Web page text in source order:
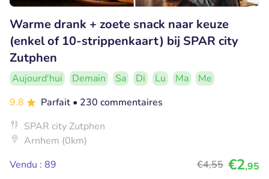
Warme drank + zoete snack naar keuze
(enkel of 10-strippenkaart) bij SPAR city
Zutphen
Aujourd'hui Demain Sa Di Lu Ma
Me
9.8
Parfait • 230 commentaires
SPAR city Zutphen
Arnhem (0km)
Vendu : 89
€4,55 €2,95